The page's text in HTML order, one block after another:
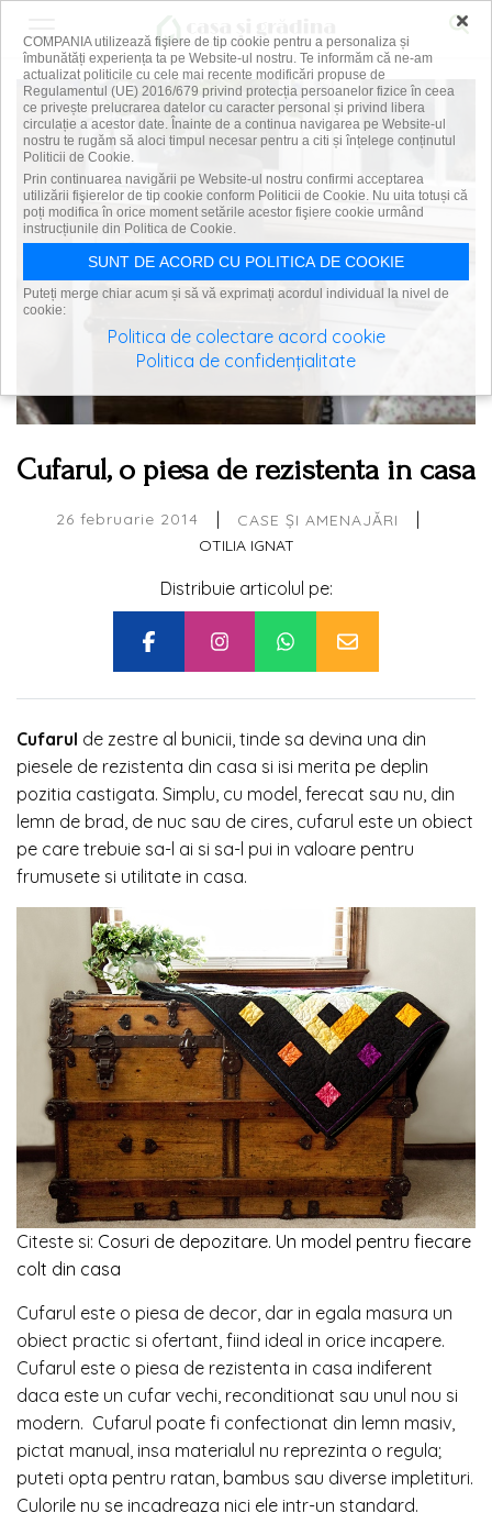
Cufarul, o piesa de rezistenta in casa
26 februarie 2014 | CASE ȘI AMENAJĂRI |
OTILIA IGNAT
Distribuie articolul pe:
Cufarul de zestre al bunicii, tinde sa devina una din
piesele de rezistenta din casa si isi merita pe deplin
pozitia castigata. Simplu, cu model, ferecat sau nu, din
lemn de brad, de nuc sau de cires, cufarul este un obiect
pe care trebuie sa-l ai si sa-l pui in valoare pentru
frumusete si utilitate in casa.
Citeste si: Cosuri de depozitare. Un model pentru fiecare
colt din casa
Cufarul este o piesa de decor, dar in egala masura un
obiect practic si ofertant, fiind ideal in orice incapere.
Cufarul este o piesa de rezistenta in casa indiferent
daca este un cufar vechi, reconditionat sau unul nou si
modern. Cufarul poate fi confectionat din lemn masiv,
pictat manual, insa materialul nu reprezinta o regula;
puteti opta pentru ratan, bambus sau diverse impletituri.
Culorile nu se incadreaza nici ele intr-un standard.
×
COMPANIA utilizează fişiere de tip cookie pentru a personaliza și
îmbunătăți experiența ta pe Website-ul nostru. Te informăm că ne-am
actualizat politicile cu cele mai recente modificări propuse de
Regulamentul (UE) 2016/679 privind protecția persoanelor fizice în ceea
ce privește prelucrarea datelor cu caracter personal și privind libera
circulație a acestor date. Înainte de a continua navigarea pe Website-ul
nostru te rugăm să aloci timpul necesar pentru a citi și înțelege conținutul
Politicii de Cookie.
Prin continuarea navigării pe Website-ul nostru confirmi acceptarea
utilizării fişierelor de tip cookie conform Politicii de Cookie. Nu uita totuși că
poți modifica în orice moment setările acestor fişiere cookie urmând
instrucțiunile din Politica de Cookie.
SUNT DE ACORD CU POLITICA DE COOKIE
Puteți merge chiar acum și să vă exprimați acordul individual la nivel de
cookie:
Politica de colectare acord cookie
Politica de confidențialitate